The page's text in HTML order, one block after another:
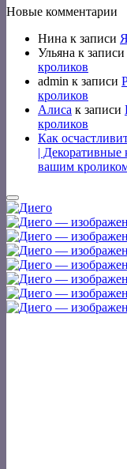
Новые комментарии
Нина к записи
Ульяна к записи
кроликов
admin к записи
кроликов
Алиса к записи
кроликов
Как
| Декоративные
вашим